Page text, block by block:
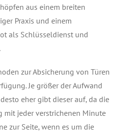
aus einem breiten
Praxis und einem
als Schlüsseldienst und
zur Absicherung von Türen
Je größer der Aufwand
eher gibt dieser auf, da die
mit jeder verstrichenen Minute
zur Seite, wenn es um die